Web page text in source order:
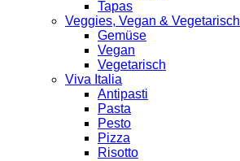
Tapas
Veggies, Vegan & Vegetarisch
Gemüse
Vegan
Vegetarisch
Viva Italia
Antipasti
Pasta
Pesto
Pizza
Risotto